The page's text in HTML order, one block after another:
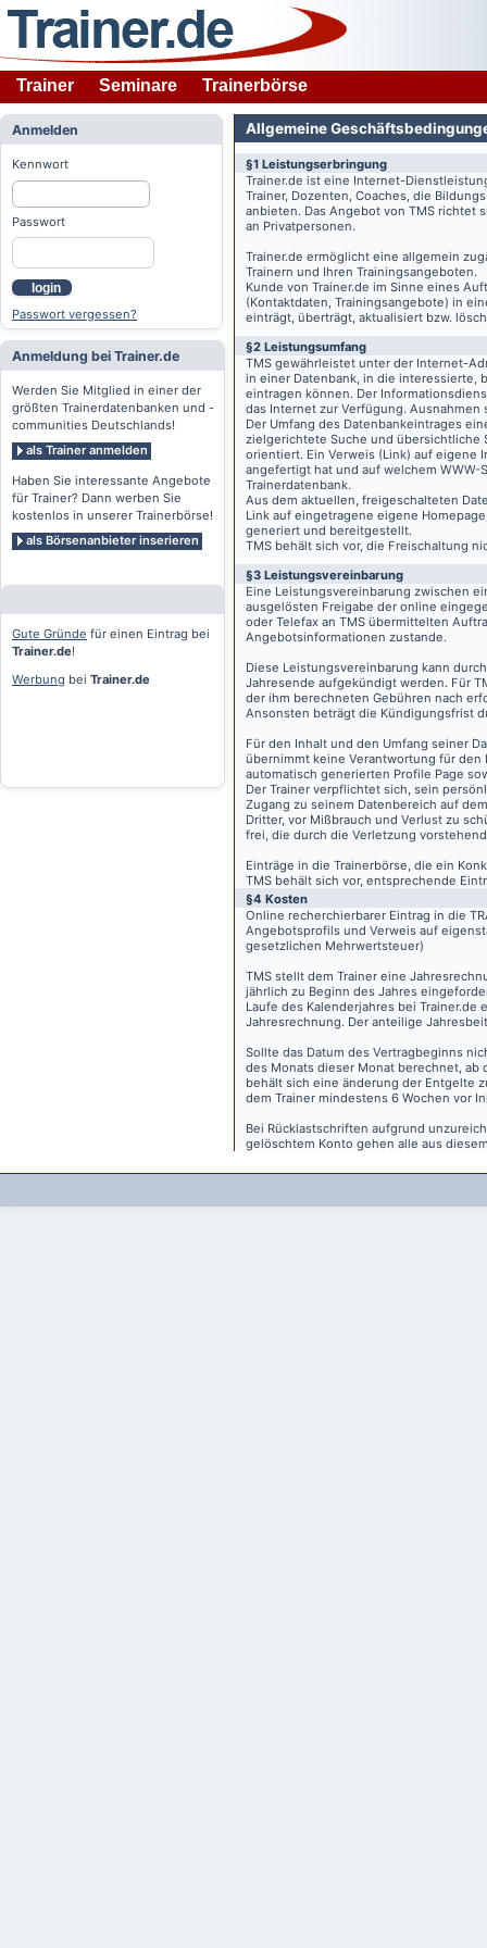
Trainer Seminare Trainerbörse
Anmelden
Kennwort
Passwort
login
Passwort vergessen?
Anmeldung bei Trainer.de
Werden Sie Mitglied in einer der
größten Trainerdatenbanken und -
communities Deutschlands!
als Trainer anmelden
Haben Sie interessante Angebote
für Trainer? Dann werben Sie
kostenlos in unserer Trainerbörse!
als Börsenanbieter inserieren
Gute Gründe für einen Eintrag bei
Trainer.de!
Werbung bei Trainer.de
Allgemeine
§1 Leistungserbringung
Trainer.de ist eine Internet-
Trainer, Dozenten, Coaches, die
anbieten. Das Angebot von TMS richtet
an Privatpersonen.
Trainer.de ermöglicht eine allgemein
Trainern und Ihren Trainingsangeboten.
Kunde von Trainer.de im Sinne eines
(Kontaktdaten, Trainingsangebote) in
einträgt, überträgt, aktualisiert bzw.
§2 Leistungsumfang
TMS gewährleistet unter der Internet-
in einer Datenbank, in die interessierte,
eintragen können. Der
das Internet zur Verfügung.
Der Umfang des Datenbankeintrages
zielgerichtete Suche und übersichtliche
orientiert. Ein Verweis (Link) auf eigene
angefertigt hat und auf welchem
Trainerdatenbank.
Aus dem aktuellen, freigeschalteten
Link auf eingetragene eigene
generiert und bereitgestellt.
TMS behält sich vor, die Freischaltung
§3 Leistungsvereinbarung
Eine Leistungsvereinbarung zwischen
ausgelösten Freigabe der online
oder Telefax an TMS übermittelten
Angebotsinformationen zustande.
Diese Leistungsvereinbarung kann
Jahresende aufgekündigt werden. Für
der ihm berechneten Gebühren nach
Ansonsten beträgt die Kündigungsfrist
Für den Inhalt und den Umfang seiner
übernimmt keine Verantwortung für den
automatisch generierten Profile Page
Der Trainer verpflichtet sich, sein
Zugang zu seinem Datenbereich auf
Dritter, vor Mißbrauch und Verlust zu
frei, die durch die Verletzung
Einträge in die Trainerbörse, die ein
TMS behält sich vor, entsprechende
§4 Kosten
Online recherchierbarer Eintrag in die
Angebotsprofils und Verweis auf
gesetzlichen Mehrwertsteuer)
TMS stellt dem Trainer eine
jährlich zu Beginn des Jahres
Laufe des Kalenderjahres bei
Jahresrechnung. Der anteilige
Sollte das Datum des Vertragbeginns
des Monats dieser Monat berechnet, ab
behält sich eine änderung der Entgelte
dem Trainer mindestens 6 Wochen vor
Bei Rücklastschriften aufgrund
gelöschtem Konto gehen alle aus